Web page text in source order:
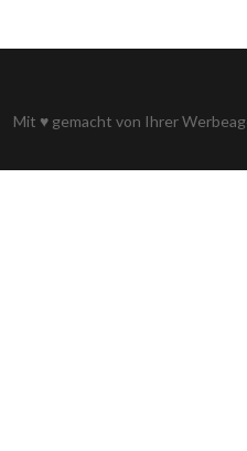
Mit ♥ gemacht von Ihrer